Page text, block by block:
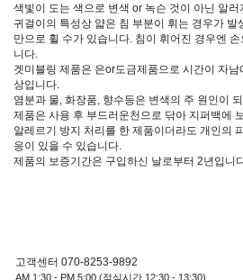
색빛이 도는 색으로 변색 or 녹슨 것이 아닌 알러
귀걸이의 특성상 얇은 침 부분이 휘는 경우가 발
만으로 휠 수가 있습니다. 침이 휘어진 경우엔
니다.
겟미블링 제품은 은or도금제품으로 시간이 자
상입니다.
염분과 물, 화장품, 향수등은 변색의 주 원인이
제품은 사용 후 부드러운천으로 닦아 지퍼백에
알레르기 방지 처리를 한 제품이더라도 개인의
응이 있을 수 있습니다.
제품의 보증기간은 구입하신 날로부터 2년입니
고객센터 070-8253-9892
AM 1:30 - PM 5:00 (점심시간 12:30 - 13:30)